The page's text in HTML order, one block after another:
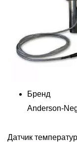
Бренд
Anderson-
Датчик